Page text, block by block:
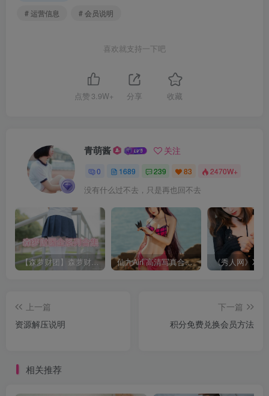
# 运营信息
# 会员说明
喜欢就支持一下吧
点赞 3.9W+ 分享 收藏
青萌酱 关注
0 1689 239 83 2470W+
没有什么过不去，只是再也回不去
【森萝财团】森萝财团系列福利原版无水印合集下载[与本站内容同步更新] 仙九Airi 高清写真合集[持续更新]
上一篇
资源解压说明
下一篇
积分免费兑换会员方法
相关推荐